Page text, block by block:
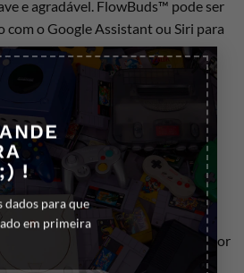
!
dados para que
em primeira
×
e agradável. FlowBuds™ pode ser
o Google Assistant ou Siri para
o e sinta o ritmo!
bolso
ouvido que cabem facilmente em
em forma de pequeno
na orelha e são difíceis de
elegantes em um estojo protetor
para os fones de